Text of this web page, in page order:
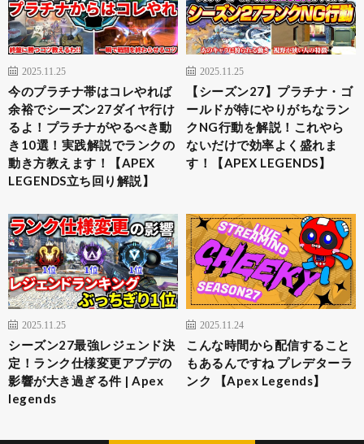
2025.11.25
今のプラチナ帯はコレやれば
余裕でシーズン27ダイヤ行け
るよ！プラチナがやるべき動
き10選！実践解説でランクの
動き方教えます！【APEX
LEGENDS立ち回り解説】
2025.11.25
【シーズン27】プラチナ・ゴ
ールドが特にやりがちなラン
クNG行動を解説！これやら
ないだけで効率よく盛れま
す！【APEX LEGENDS】
2025.11.25
シーズン27最強レジェンド決
定！ランク仕様変更アプデの
影響が大き過ぎる件 | Apex
legends
2025.11.24
こんな時間から配信すること
もあるんですね プレデターラ
ンク 【Apex Legends】